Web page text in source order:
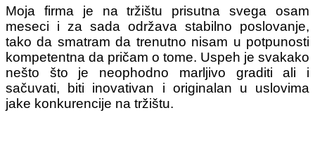
Moja firma je na tržištu prisutna svega osam
meseci i za sada održava stabilno poslovanje,
tako da smatram da trenutno nisam u potpunosti
kompetentna da pričam o tome. Uspeh je svakako
nešto što je neophodno marljivo graditi ali i
sačuvati, biti inovativan i originalan u uslovima
jake konkurencije na tržištu.